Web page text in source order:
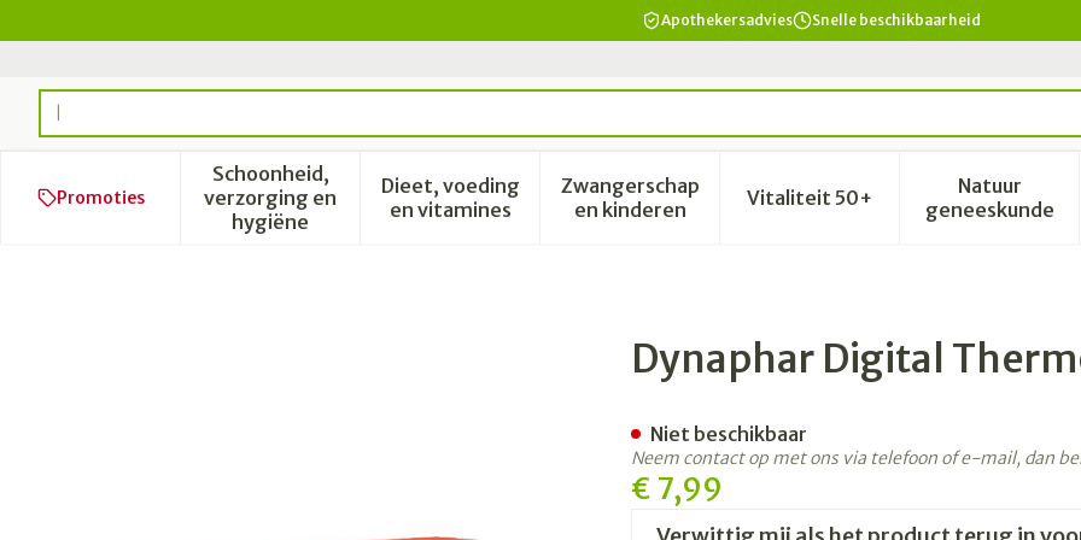
Apothekersadvies Snelle beschikbaarheid
Product, merk, categorie...
Promoties
Schoonheid,
verzorging en
hygiëne
Toon submenu voor Schoonheid, verzorging en hygiëne categorie
Dieet, voeding
en vitaminesToon submenu voor Dieet, voeding en vitamines categorie
Zwangerschap
en kinderenToon submenu voor Zwangerschap en
Vitaliteit 50+Toon submenu voor Vitaliteit
Natuur
geneeskunde
Toon
Dynaphar Digital
€ 7,99
Niet beschikbaar
Neem contact op met ons via telefoon of e-mail, dan